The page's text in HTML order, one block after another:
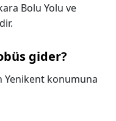
Bolu Yolu ve
gider?
Yenikent konumuna